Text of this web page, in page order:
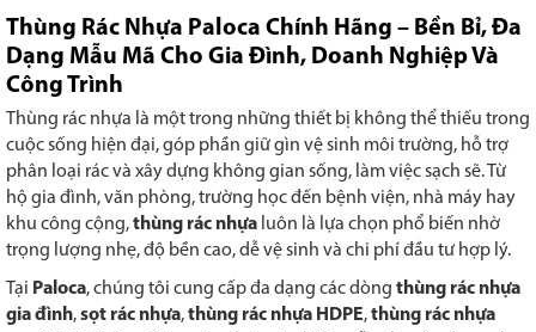
Thùng Rác Nhựa Paloca Chính Hãng – Bền Bỉ, Đa
Dạng Mẫu Mã Cho Gia Đình, Doanh Nghiệp Và
Công Trình
Thùng rác nhựa là một trong những thiết bị không thể thiếu trong
cuộc sống hiện đại, góp phần giữ gìn vệ sinh môi trường, hỗ trợ
phân loại rác và xây dựng không gian sống, làm việc sạch sẽ. Từ
hộ gia đình, văn phòng, trường học đến bệnh viện, nhà máy hay
khu công cộng,thùng rác nhựa luôn là lựa chọn phổ biến nhờ
trọng lượng nhẹ, độ bền cao, dễ vệ sinh và chi phí đầu tư hợp lý.
Tại Paloca, chúng tôi cung cấp đa dạng các dòng thùng rác nhựa
gia đình,sọt rác nhựa,thùng rác nhựa HDPE,thùng rác nhựa